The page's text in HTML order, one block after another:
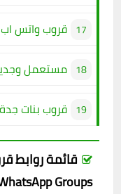
قروب واتس
مستعمل
قروب بنات جدة
قائمة روابط
Groups )